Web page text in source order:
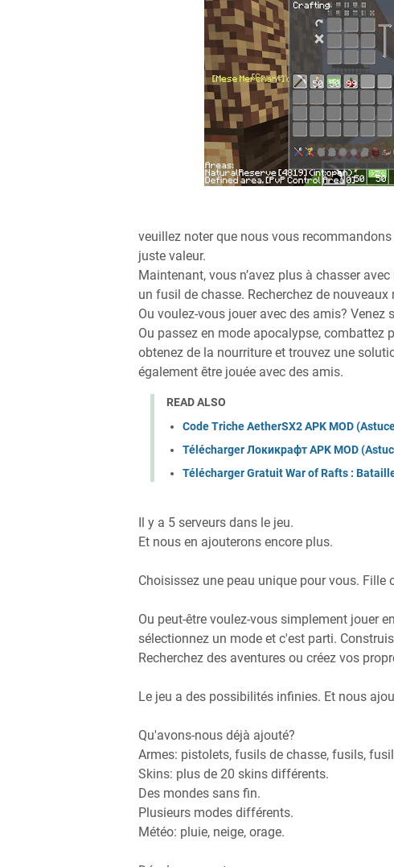
veuillez noter que nous vous
juste valeur.
Maintenant, vous n’avez plus à chasser
un fusil de chasse. Recherchez de
Ou voulez-vous jouer avec des amis? Venez
Ou passez en mode apocalypse, combattez
obtenez de la nourriture et trouvez une
également être jouée avec des amis.
READ ALSO
Code Triche AetherSX2 APK MOD
Télécharger Локикрафт APK MOD
Télécharger Gratuit War of Rafts :
Il y a 5 serveurs dans le jeu.
Et nous en ajouterons encore plus.
Choisissez une peau unique pour vous. Fille
Ou peut-être voulez-vous simplement jouer
sélectionnez un mode et c'est parti.
Recherchez des aventures ou créez vos
Le jeu a des possibilités infinies. Et nous
Qu'avons-nous déjà ajouté?
Armes: pistolets, fusils de chasse, fusils,
Skins: plus de 20 skins différents.
Des mondes sans fin.
Plusieurs modes différents.
Météo: pluie, neige, orage.